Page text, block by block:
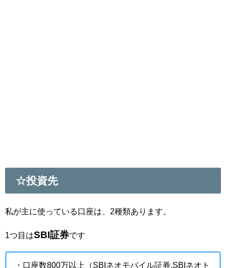
☆投資先
私が主に使っている口座は、2種類あります。
1つ目はSBI証券です
・口座数800万以上（SBIネオモバイル証券,SBIネオト